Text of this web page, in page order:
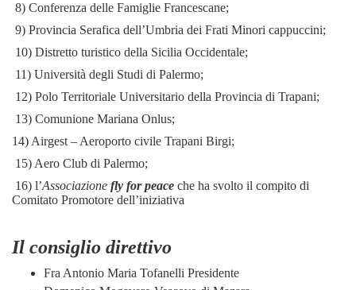
8) Conferenza delle Famiglie Francescane;
9) Provincia Serafica dell’Umbria dei Frati Minori cappuccini;
10) Distretto turistico della Sicilia Occidentale;
11) Università degli Studi di Palermo;
12) Polo Territoriale Universitario della Provincia di Trapani;
13) Comunione Mariana Onlus;
14) Airgest – Aeroporto civile Trapani Birgi;
15) Aero Club di Palermo;
16) l’Associazione fly for peace che ha svolto il compito di
Comitato Promotore dell’iniziativa
Il consiglio direttivo
Fra Antonio Maria Tofanelli Presidente